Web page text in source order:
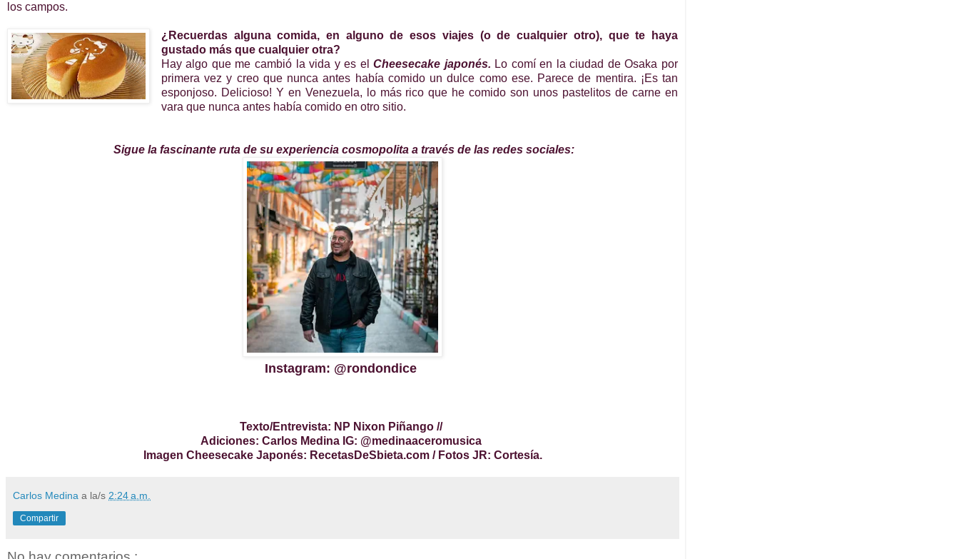
los campos.
¿Recuerdas alguna comida, en alguno de esos viajes (o de cualquier otro), que te haya
gustado más que cualquier otra?
Hay algo que me cambió la vida y es elCheesecake japonés. Lo comí en la ciudad de Osaka por
primera vez y creo que nunca antes había comido un dulce como ese. Parece de mentira. ¡Es tan
esponjoso. Delicioso! Y en Venezuela, lo más rico que he comido son unos pastelitos de carne en
vara que nunca antes había comido en otro sitio.
Sigue la fascinante ruta de su experiencia cosmopolita a través de las redes sociales:
Instagram: @rondondice
Texto/Entrevista: NP Nixon Piñango //
Adiciones: Carlos Medina IG: @medinaaceromusica
Imagen Cheesecake Japonés: RecetasDeSbieta.com / Fotos JR: Cortesía.
Carlos Medina a la/s 2:24 a.m.
Compartir